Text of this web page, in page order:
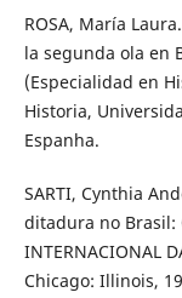
ROSA, María
la segunda ola en
(Especialidad en
Historia,
Espanha.
SARTI, Cynthia
ditadura no Brasil:
INTERNACIONAL
Chicago: Illinois,